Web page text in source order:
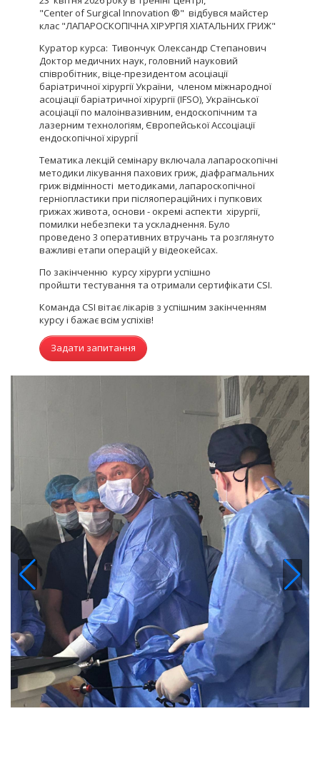
"Center of Surgical Innovation ®" відбувся майстер
клас "ЛАПАРОСКОПІЧНА ХІРУРГІЯ ХІАТАЛЬНИХ ГРИЖ"
Куратор курса: Тивончук Олександр Степанович
Доктор медичних наук, головний науковий
співробітник, віце-президентом асоціації
баріатричної хірургії України, членом міжнародної
асоціації баріатричної хірургії (IFSO), Української
асоціації по малоінвазивним, ендоскопічним та
лазерним технологіям, Європейської Ассоціації
ендоскопічної хірургіЇ
Тематика лекцій семінару включала лапароскопічні
методики лікування пахових гриж, діафрагмальних
гриж відмінності методиками, лапароскопічної
герніопластики при післяопераційних і пупкових
грижах живота, основи - окремі аспекти хірургії,
помилки небезпеки та ускладнення. Було
проведено 3 оперативних втручань та розглянуто
важливі етапи операцій у відеокейсах.
По закінченню курсу хірурги успішно
пройшти тестування та отримали сертифікати СSI.
Команда CSI вітає лікарів з успішним закінченням
курсу і бажає всім успіхів!
Задати запитання